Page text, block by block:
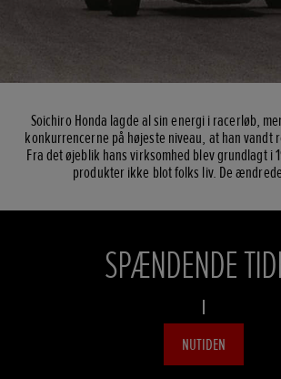
Soichiro Honda lagde al sin energi i racerløb,
konkurrencerne på højeste niveau, at han vandt
Fra det øjeblik hans virksomhed blev grundlagt i
produkter ikke blot folks liv. De
SPÆNDENDE
NUTIDEN